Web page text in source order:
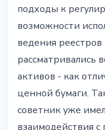
подходы к
возможности
ведения
рассматривались
активов - как
ценной бумаги.
советник уже
взаимодействия